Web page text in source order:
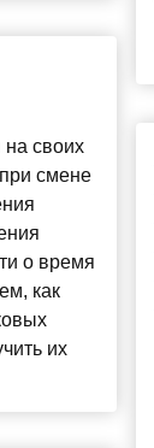
своих
смене
о время
как
их